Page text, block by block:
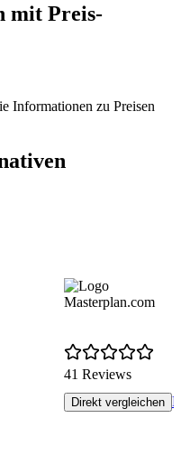
mit Preis-
Informationen zu Preisen
Masterplan.com
41 Reviews
Direkt vergleichen